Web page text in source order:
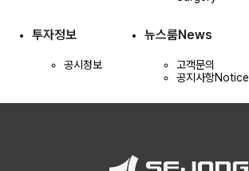
투자정보
공시정보
뉴스룸News
고객문의
공지사항Notice